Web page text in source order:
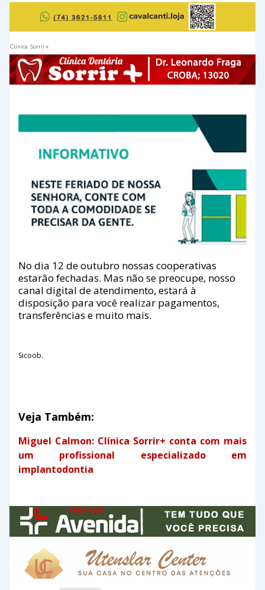
Clinica Sorrir+
No dia 12 de outubro nossas cooperativas
estarão fechadas. Mas não se preocupe, nosso
canal digital de atendimento, estará à
disposição para você realizar pagamentos,
transferências e muito mais.
Sicoob.
Veja Também:
Miguel Calmon: Clínica Sorrir+ conta com mais
um profissional especializado em
implantodontia